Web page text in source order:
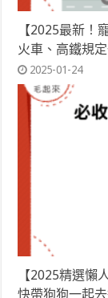
【2025最新！
火車、高鐵規定
2025-01-24
【2025精選懶
快帶狗狗一起